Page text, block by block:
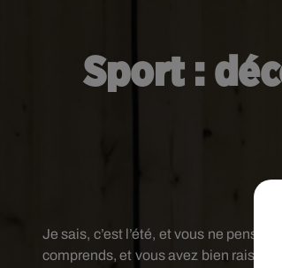
Sport :
Je sais, c’est l’été, et vous ne
comprends, et vous avez bien raison.